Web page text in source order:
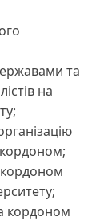
та
на
кордоном;
кордоном
кордоном